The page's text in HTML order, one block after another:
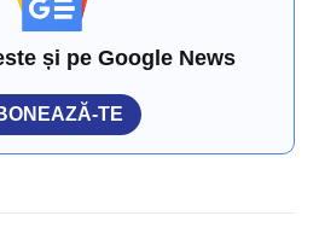
și pe Google News
TE